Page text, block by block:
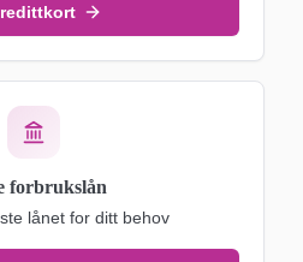
forbrukslån
lånet for ditt behov